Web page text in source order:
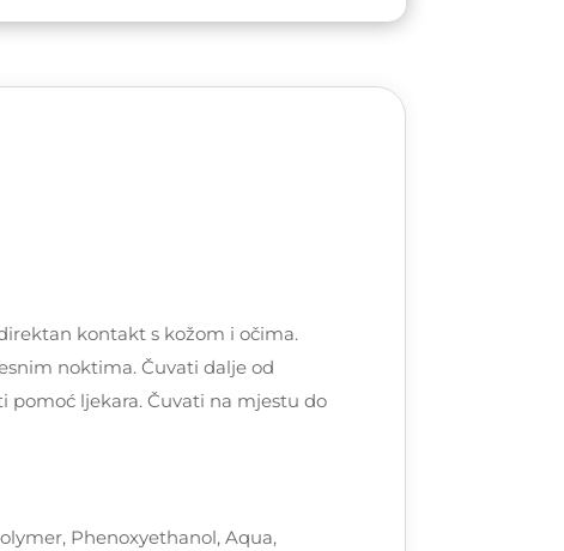
kontakt s kožom i očima.
noktima. Čuvati dalje od
pomoć ljekara. Čuvati na mjestu do
Phenoxyethanol, Aqua,